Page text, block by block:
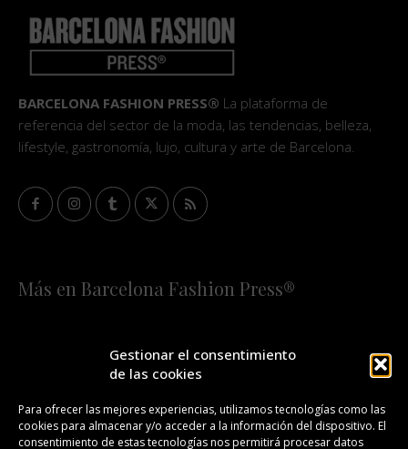
Gestionar el consentimiento
de las cookies
Para ofrecer las mejores experiencias, utilizamos tecnologías como las
cookies para almacenar y/o acceder a la información del dispositivo. El
consentimiento de estas tecnologías nos permitirá procesar datos
BARCELONA FASHION PRESS® La plataforma de
referencia del sector de la moda, las tendencias, belleza,
lifestyle, gastronomía, lujo, cultura y arte de Barcelona.
Más en Barcelona Fashion Press®
¡SUSCRÍBETE A NUESTRA FASHION NEWS!
CONTACTO REDACCIÓN PUBLICIDAD